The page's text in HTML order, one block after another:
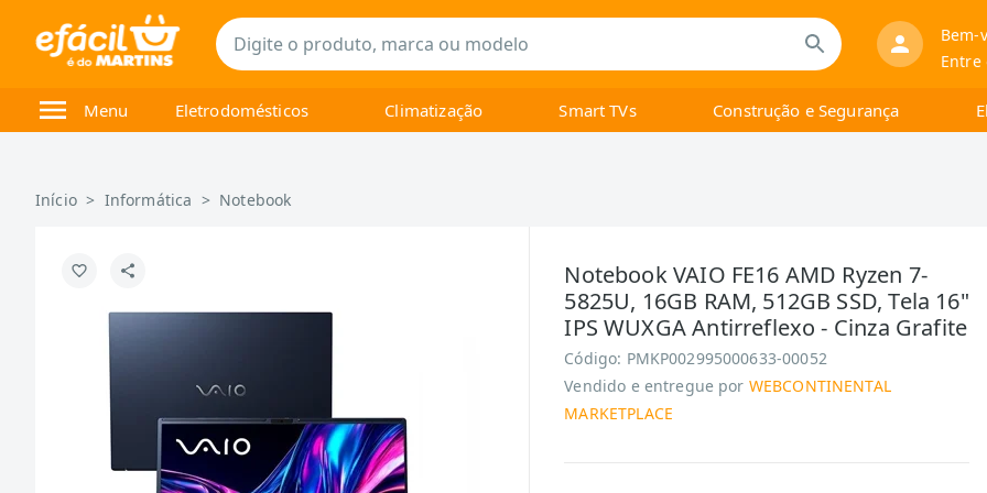
Bem-
Entre
Menu Eletrodomésticos Climatização Smart TVs Construção e Segurança
Início > Informática > Notebook
Notebook VAIO FE16 AMD Ryzen 7-
5825U, 16GB RAM, 512GB SSD, Tela 16"
IPS WUXGA Antirreflexo - Cinza Grafite
Código: PMKP002995000633-00052
Vendido e entregue por WEBCONTINENTAL
MARKETPLACE